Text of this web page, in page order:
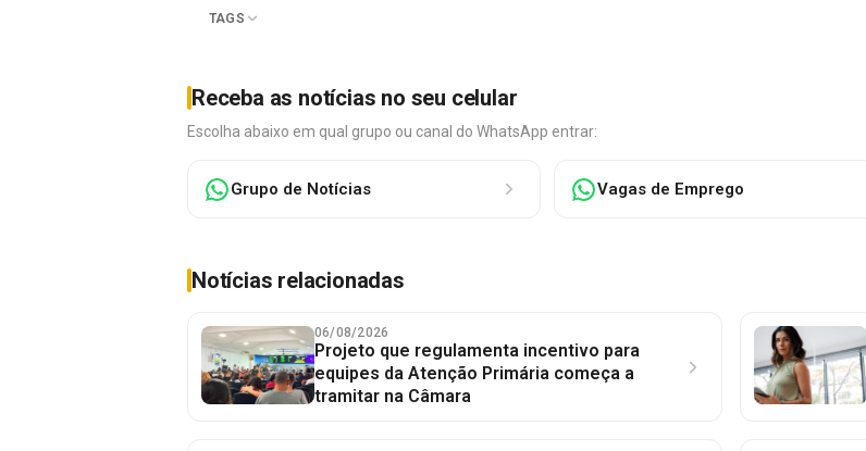
TAGS
Receba as notícias no seu celular
Escolha abaixo em qual grupo ou canal do WhatsApp entrar:
Grupo de Notícias Vagas de Emprego
Notícias relacionadas
06/08/2026
Projeto que regulamenta incentivo para
equipes da Atenção Primária começa a
tramitar na Câmara